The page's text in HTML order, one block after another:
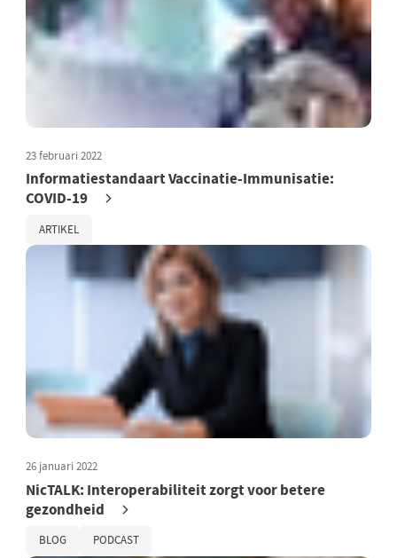
23 februari 2022
Informatiestandaart Vaccinatie-Immunisatie:
COVID-19
ARTIKEL
26 januari 2022
NicTALK: Interoperabiliteit zorgt voor betere
gezondheid
BLOG PODCAST